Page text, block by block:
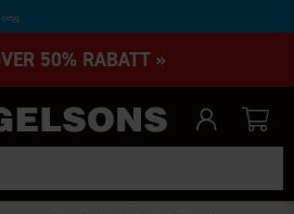
betyg
50% RABATT »